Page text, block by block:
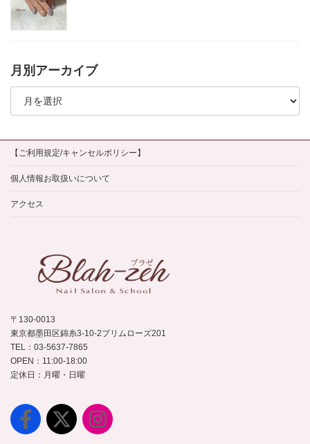
月別アーカイブ
月
イ
ブ
【ご利用規定/キャンセルポリシー】
個人情報お取扱いについて
アクセス
〒130-0013
東京都墨田区錦糸3-10-2プリムローズ201
TEL：03-5637-7865
OPEN：11:00-18:00
定休日：月曜・日曜